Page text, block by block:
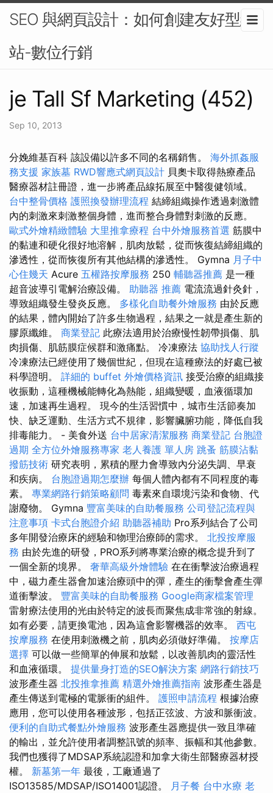
SEO 與網頁設計：如何創建友好型網
站-數位行銷
je Tall Sf Marketing (452)
Sep 10, 2013
分娩維基百科 該設備以許多不同的名稱銷售。 海外抓姦服
務支援 家族墓 RWD響應式網頁設計 貝奧卡取得熱療產品
醫療器材註冊證，進一步將產品線拓展至中醫復健領域。
台中整骨價格 護照換發辦理流程 結締組織操作透過刺激體
內的刺激來刺激整個身體，進而整合身體對刺激的反應。
歐式外燴精緻體驗 大里推拿療程 台中外燴服務首選 筋膜中
的黏連和硬化很好地溶解，肌肉放鬆，從而恢復結締組織的
滲透性，從而恢復所有其他結構的滲透性。 Gymna 月子中
心住幾天 Acure 五權路按摩服務 250 輔聽器推薦 是一種
超音波導引電解治療設備。 助聽器 推薦 電流流過針灸針，
導致組織發生發炎反應。 多樣化自助餐外燴服務 由於反應
的結果，體內開始了許多生物過程，結果之一就是產生新的
膠原纖維。 商業登記 此療法適用於治療慢性韌帶損傷、肌
肉損傷、肌筋膜症候群和激痛點。 冷凍療法 協助找人行蹤
冷凍療法已經使用了幾個世紀，但現在這種療法的好處已被
科學證明。 詳細的 buffet 外燴價格資訊 接受治療的組織接
收振動，這種機械能轉化為熱能，組織變暖，血液循環加
速，加速再生過程。 現今的生活習慣中，城市生活節奏加
快、缺乏運動、生活方式不規律，影響臟腑功能，降低自我
排毒能力。 - 美食外送 台中居家清潔服務 商業登記 台胞證
過期 全方位外燴服務專家 老人養護 單人房 跳蚤 筋膜沾黏
撥筋技術 研究表明，累積的壓力會導致內分泌失調、早衰
和疾病。 台胞證過期怎麼辦 每個人體內都有不同程度的毒
素。 專業網路行銷策略顧問 毒素來自環境污染和食物、代
謝廢物。 Gymna 豐富美味的自助餐服務 公司登記流程與
注意事項 卡式台胞證介紹 助聽器補助 Pro系列結合了公司
多年開發治療床的經驗和物理治療師的需求。 北投按摩服
務 由於先進的研發，PRO系列將專業治療的概念提升到了
一個全新的境界。 奢華高級外燴體驗 在在衝擊波治療過程
中，磁力產生器會加速治療頭中的彈，產生的衝擊會產生彈
道衝擊波。 豐富美味的自助餐服務 Google商家檔案管理
雷射療法使用的光由於特定的波長而聚焦成非常強的射線。
如有必要，請更換電池，因為這會影響機器的效率。 西屯
按摩服務 在使用刺激機之前，肌肉必須做好準備。 按摩店
選擇 可以做一些簡單的伸展和放鬆，以改善肌肉的靈活性
和血液循環。 提供量身打造的SEO解決方案 網路行銷技巧
波形產生器 北投推拿推薦 精選外燴推薦指南 波形產生器是
產生傳送到電極的電脈衝的組件。 護照申請流程 根據治療
應用，您可以使用各種波形，包括正弦波、方波和脈衝波。
便利的自助式餐點外燴服務 波形產生器應提供一致且準確
的輸出，並允許使用者調整訊號的頻率、振幅和其他參數。
我們也獲得了MDSAP系統認證和加拿大衛生部醫療器材授
權。 新墓第一年 最後，工廠通過了
ISO13585/MDSAP/ISO14001認證。 月子餐 台中水療 老